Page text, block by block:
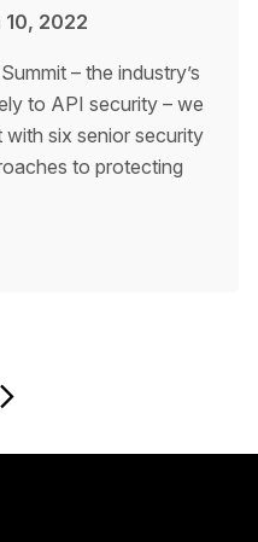
10, 2022
– the industry’s
to API security – we
six senior security
to protecting